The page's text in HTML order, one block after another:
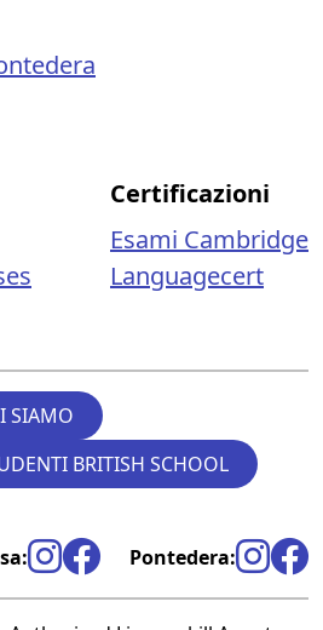
Certificazioni
Esami Cambridge
Languagecert
SIAMO
BRITISH SCHOOL
Pontedera: